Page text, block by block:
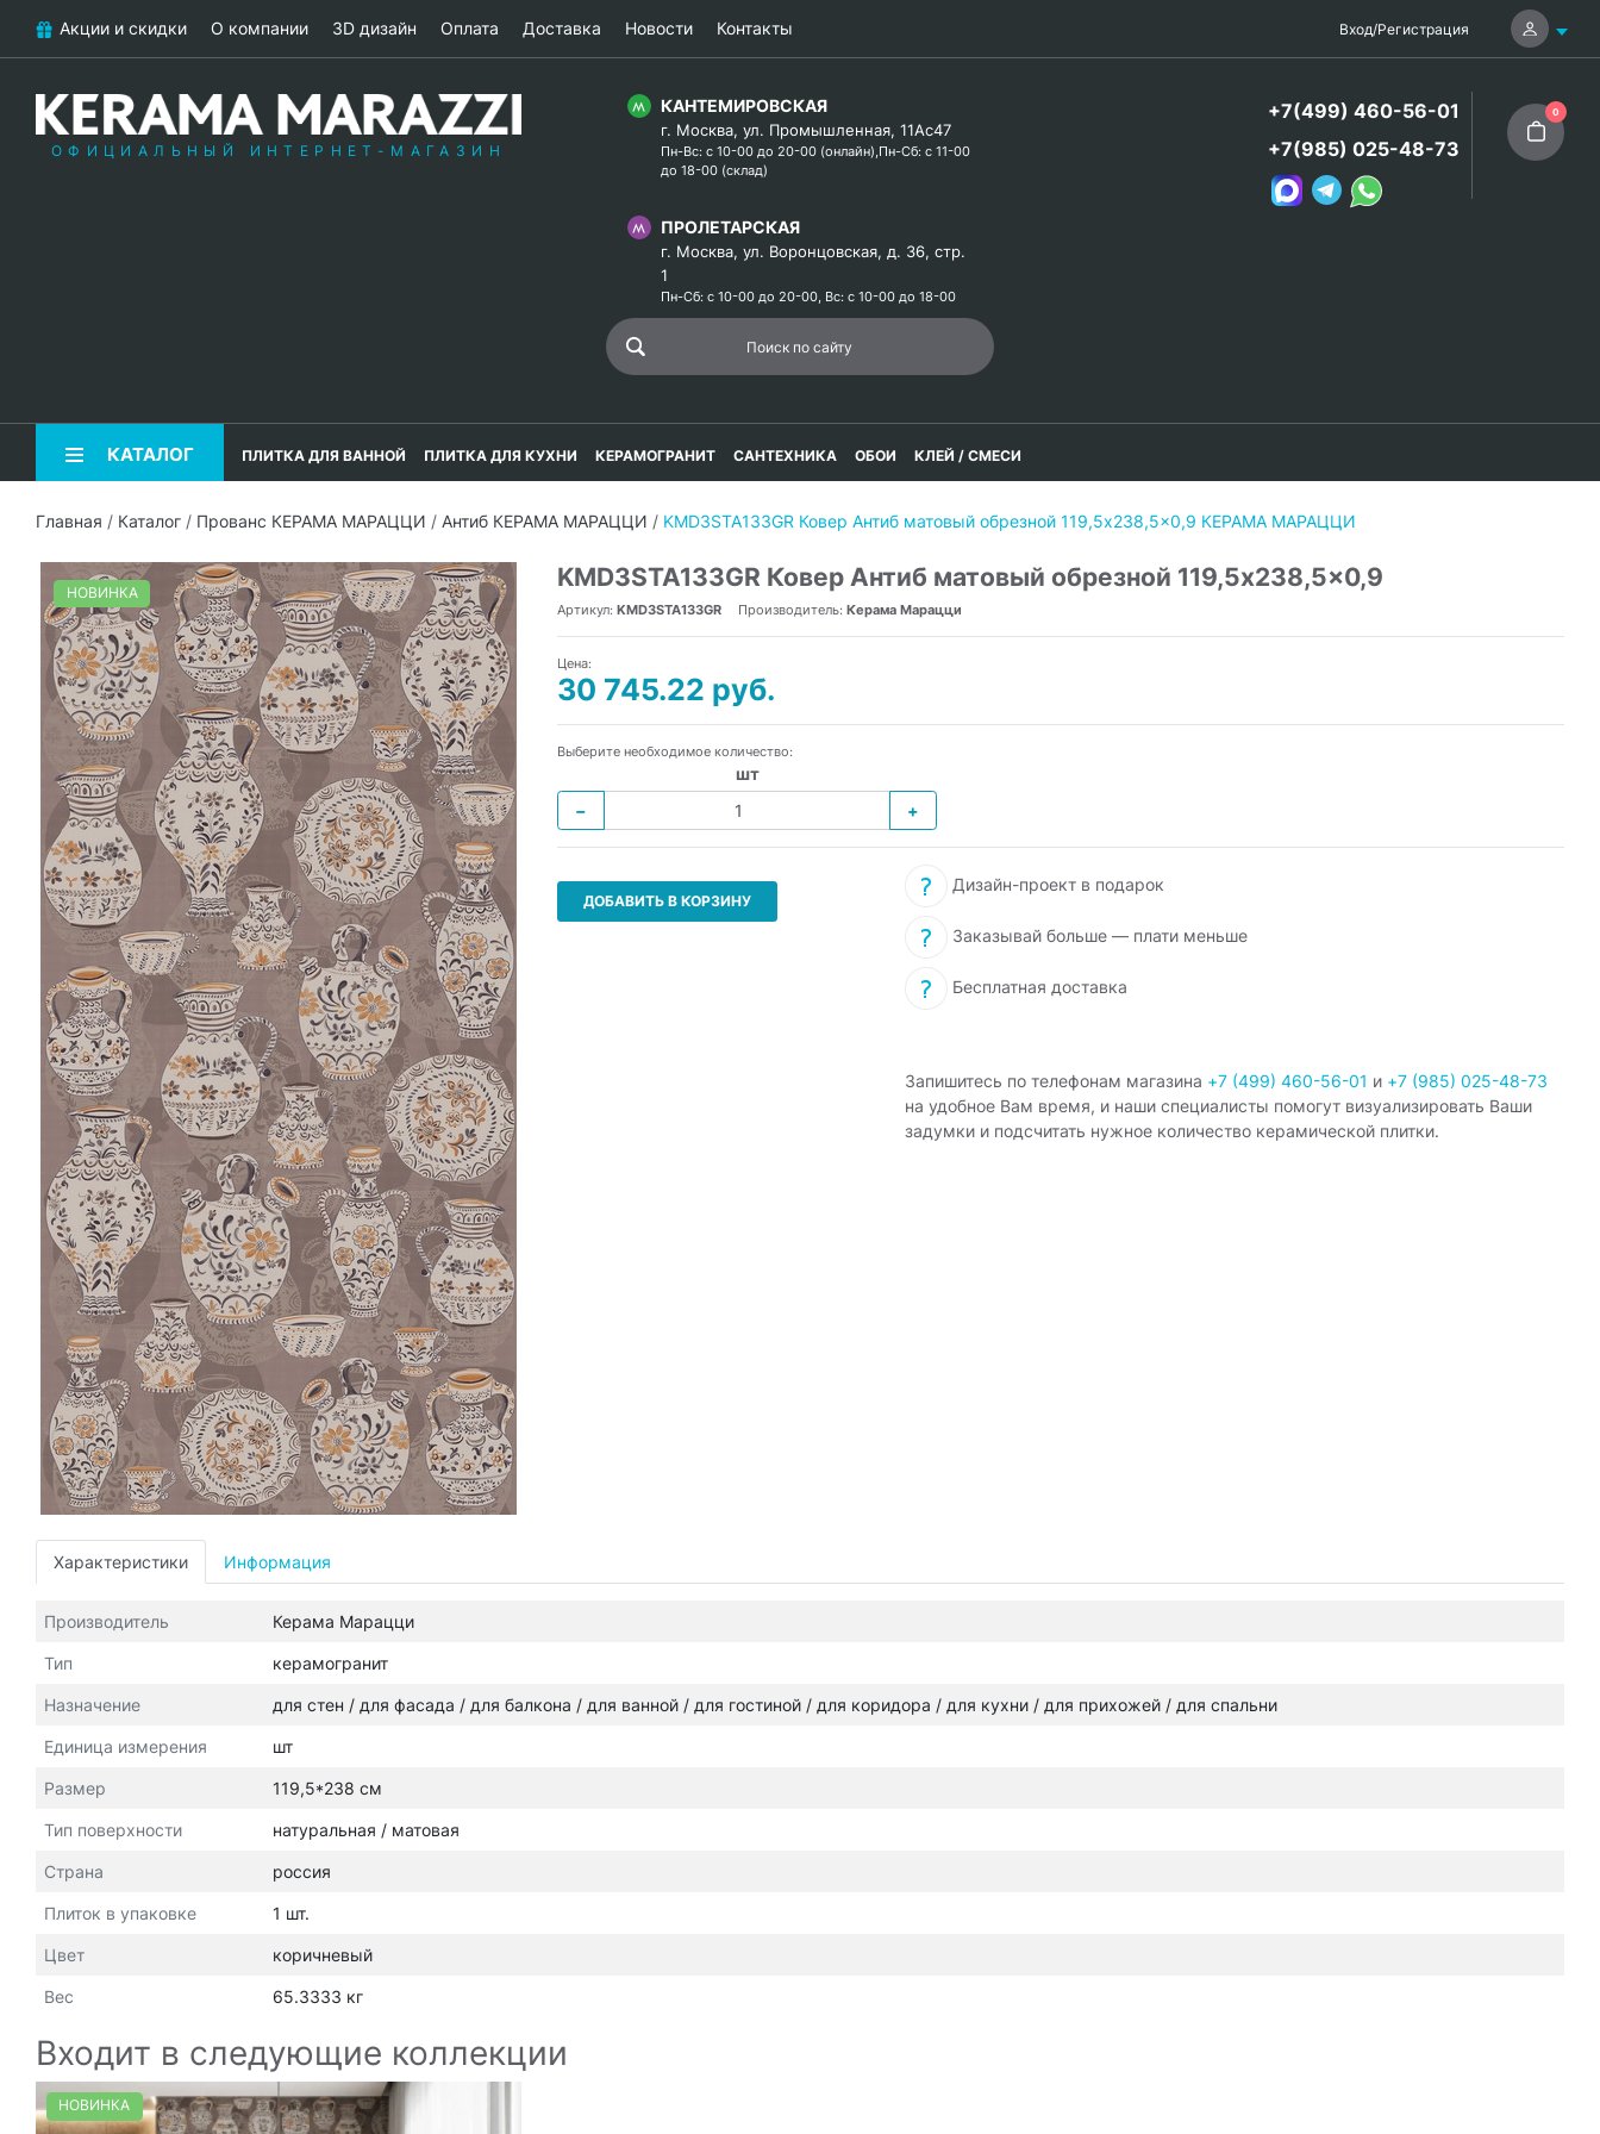
Акции и скидки О компании 3D дизайн Оплата Доставка Новости Контакты Вход/Регистрация
ОФИЦИАЛЬНЫЙ ИНТЕРНЕТ-МАГАЗИН
КАНТЕМИРОВСКАЯ
г. Москва, ул. Промышленная, 11Ас47
Пн-Вс: с 10-00 до 20-00 (онлайн),Пн-Сб: с 11-00
до 18-00 (склад)
ПРОЛЕТАРСКАЯ
г. Москва, ул. Воронцовская, д. 36, стр.
1
Пн-Сб: с 10-00 до 20-00, Вс: с 10-00 до 18-00
+7(499) 460-56-01
+7(985) 025-48-73
0
КАТАЛОГ ПЛИТКА ДЛЯ ВАННОЙ ПЛИТКА ДЛЯ КУХНИ КЕРАМОГРАНИТ САНТЕХНИКА ОБОИ КЛЕЙ / СМЕСИ
Главная / Каталог / Прованс КЕРАМА МАРАЦЦИ / Антиб КЕРАМА МАРАЦЦИ / KMD3STA133GR Ковер Антиб матовый обрезной 119,5x238,5x0,9 КЕРАМА МАРАЦЦИ
НОВИНКА
KMD3STA133GR Ковер Антиб матовый обрезной 119,5x238,5x0,9
Артикул: KMD3STA133GR Производитель: Керама Марацци
Цена:
30 745.22 руб.
Выберите необходимое количество:
шт
−
+
ДОБАВИТЬ В КОРЗИНУ
Дизайн-проект в подарок
Заказывай больше — плати меньше
Бесплатная доставка
Запишитесь по телефонам магазина +7 (499) 460-56-01 и +7 (985) 025-48-73
на удобное Вам время, и наши специалисты помогут визуализировать Ваши
задумки и подсчитать нужное количество керамической плитки.
Характеристики Информация
Производитель Керама Марацци
Тип керамогранит
Назначение для стен / для фасада / для балкона / для ванной / для гостиной / для коридора / для кухни / для прихожей / для спальни
Единица измерения шт
Размер 119,5*238 см
Тип поверхности натуральная / матовая
Страна россия
Плиток в упаковке 1 шт.
Цвет коричневый
Вес 65.3333 кг
Входит в следующие коллекции
НОВИНКА